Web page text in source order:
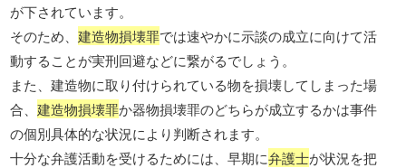
が下されています。
そのため、建造物損壊罪では速やかに示談の成立に向けて活
動することが実刑回避などに繋がるでしょう。
また、建造物に取り付けられている物を損壊してしまった場
合、建造物損壊罪か器物損壊罪のどちらが成立するかは事件
の個別具体的な状況により判断されます。
十分な弁護活動を受けるためには、早期に弁護士が状況を把